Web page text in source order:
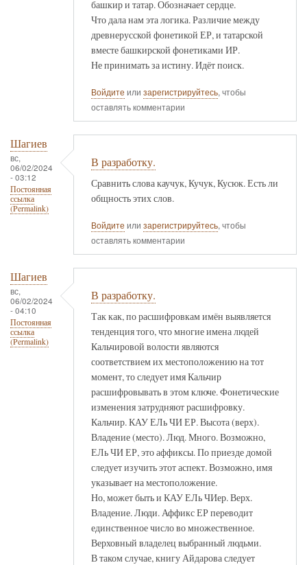
башкир и татар. Обозначает сердце.
Что дала нам эта логика. Различие между
древнерусской фонетикой ЕР, и татарской
вместе башкирской фонетиками ИР.
Не принимать за истину. Идёт поиск.
Войдите или зарегистрируйтесь, чтобы
оставлять комментарии
Шагиев
вс,
06/02/2024
- 03:12
Постоянная
ссылка
(Permalink)
В разработку.
Сравнить слова каучук, Кучук, Кусюк. Есть ли
общность этих слов.
Войдите или зарегистрируйтесь, чтобы
оставлять комментарии
Шагиев
вс,
06/02/2024
- 04:10
Постоянная
ссылка
(Permalink)
В разработку.
Так как, по расшифровкам имён выявляется
тенденция того, что многие имена людей
Кальчировой волости являются
соответствием их местоположению на тот
момент, то следует имя Кальчир
расшифровывать в этом ключе. Фонетические
изменения затрудняют расшифровку.
Кальчир. КАУ ЕЛь ЧИ ЕР. Высота (верх).
Владение (место). Люд. Много. Возможно,
ЕЛь ЧИ ЕР, это аффиксы. По приезде домой
следует изучить этот аспект. Возможно, имя
указывает на местоположение.
Но, может быть и КАУ ЕЛь ЧИер. Верх.
Владение. Люди. Аффикс ЕР переводит
единственное число во множественное.
Верховный владелец выбранный людьми.
В таком случае, книгу Айдарова следует